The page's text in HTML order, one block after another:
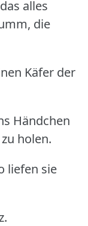
alles
die
Käfer der
Händchen
holen.
liefen sie